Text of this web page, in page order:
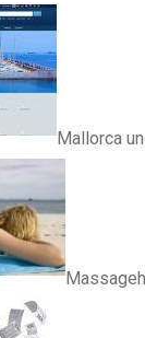
Mallorca